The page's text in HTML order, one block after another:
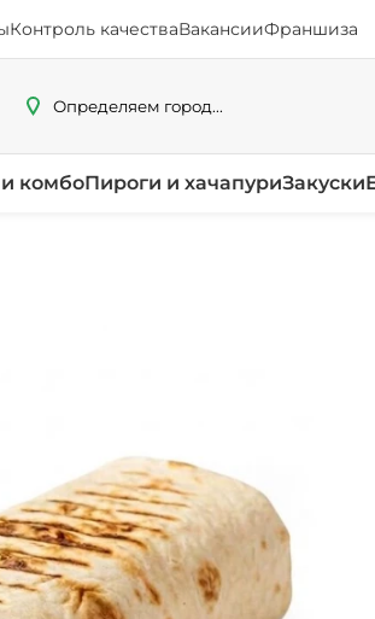
Контроль качестваВакансииФраншиза
Определяем город...
комбоПироги и хачапуриЗакуски